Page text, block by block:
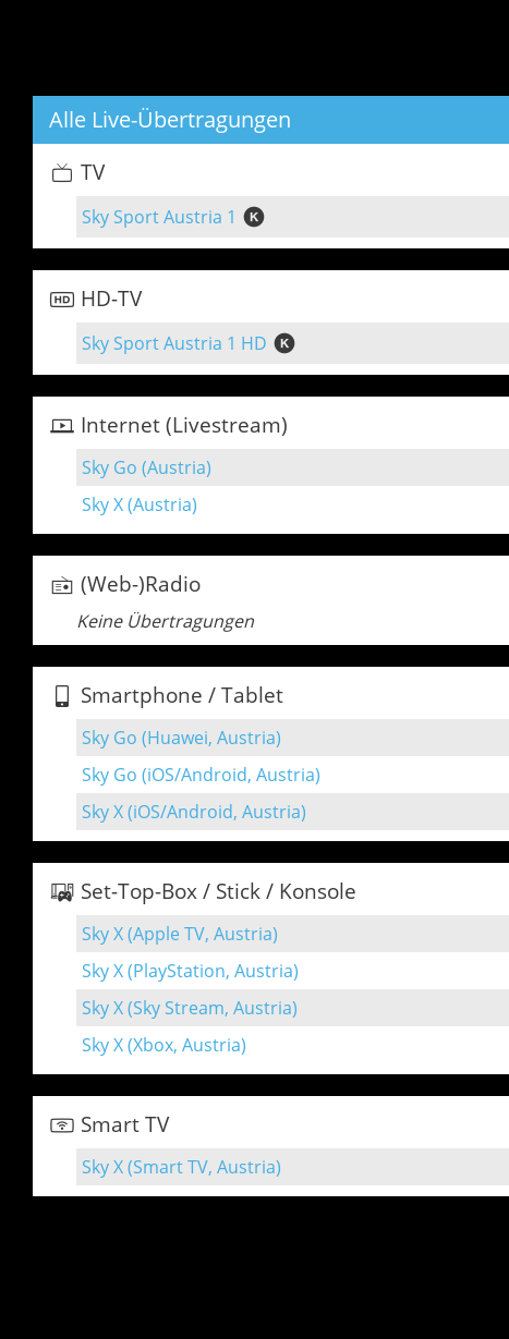
Alle Live-Übertragungen
TV
Sky Sport Austria 1
HD-TV
Sky Sport Austria 1 HD
Internet (Livestream)
Sky Go (Austria)
Sky X (Austria)
(Web-)Radio
Keine Übertragungen
Smartphone / Tablet
Sky Go (Huawei, Austria)
Sky Go (iOS/Android, Austria)
Sky X (iOS/Android, Austria)
Set-Top-Box / Stick / Konsole
Sky X (Apple TV, Austria)
Sky X (PlayStation, Austria)
Sky X (Sky Stream, Austria)
Sky X (Xbox, Austria)
Smart TV
Sky X (Smart TV, Austria)